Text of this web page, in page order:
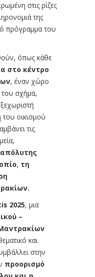
στις ρίζες
της
πρόγραμμα του
όπως κάθε
στο κέντρο
, έναν χώρο
σχήμα,
του οικισμού
τις
απόλυτης
, τη
2025, μια
–
και
στην
προορισμό